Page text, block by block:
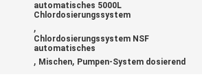
automatisches 5000L
Chlordosierungssystem
,
Chlordosierungssystem NSF
automatisches
, Mischen, Pumpen-System dosierend